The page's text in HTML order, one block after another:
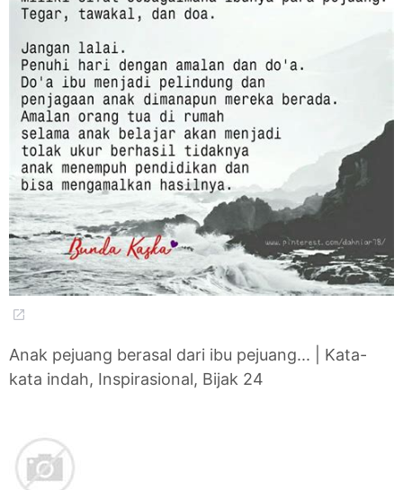
Anak pejuang berasal dari ibu pejuang... | Kata-
kata indah, Inspirasional, Bijak 24